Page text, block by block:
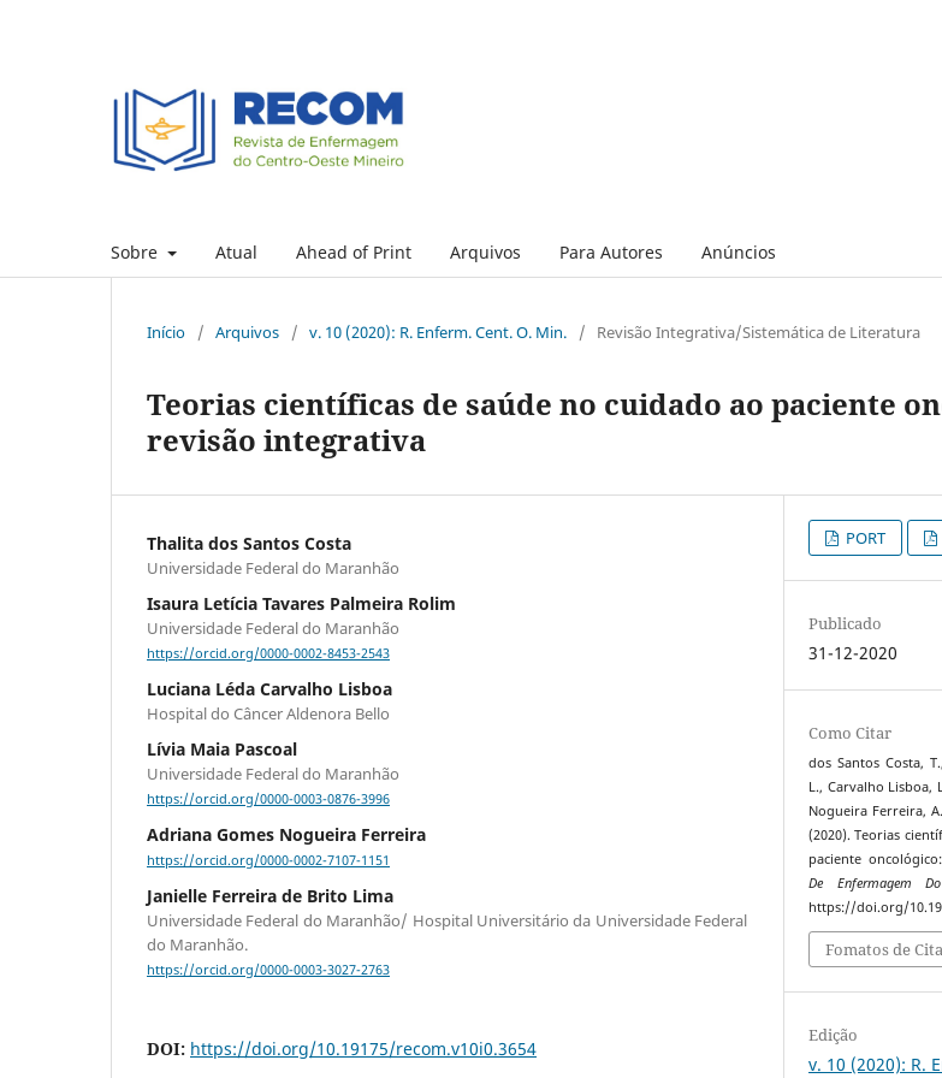
Sobre Atual Ahead of Print Arquivos Para Autores Anúncios
Início / Arquivos / v. 10 (2020): R. Enferm. Cent. O. Min. / Revisão Integrativa/Sistemática de Literatura
Teorias científicas de saúde no cuidado ao paciente
revisão integrativa
Thalita dos Santos Costa
Universidade Federal do Maranhão
Isaura Letícia Tavares Palmeira Rolim
Universidade Federal do Maranhão
https://orcid.org/0000-0002-8453-2543
Luciana Léda Carvalho Lisboa
Hospital do Câncer Aldenora Bello
Lívia Maia Pascoal
Universidade Federal do Maranhão
https://orcid.org/0000-0003-0876-3996
Adriana Gomes Nogueira Ferreira
https://orcid.org/0000-0002-7107-1151
Janielle Ferreira de Brito Lima
Universidade Federal do Maranhão/ Hospital Universitário da Universidade Federal
do Maranhão.
https://orcid.org/0000-0003-3027-2763
DOI: https://doi.org/10.19175/recom.v10i0.3654
PORT
Publicado
31-12-2020
Como Citar
dos Santos Costa,
L., Carvalho Lisboa,
Nogueira Ferreira,
(2020). Teorias
paciente
De Enfermagem
https://doi.org/
Fomatos de
Edição
v. 10 (2020): R.